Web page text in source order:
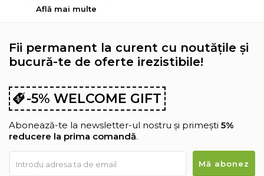
Află mai multe
Fii permanent la curent cu noutățile și
bucură-te de oferte irezistibile!
-5% WELCOME GIFT
Abonează-te la newsletter-ul nostru și primești 5%
reducere la prima comandă.